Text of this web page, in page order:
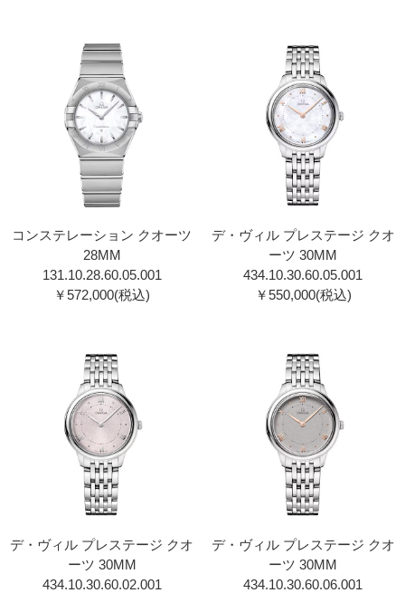
コンステレーション クオーツ
28MM
131.10.28.60.05.001
￥572,000(税込)
デ・ヴィル プレステージ クオ
ーツ 30MM
434.10.30.60.05.001
￥550,000(税込)
デ・ヴィル プレステージ クオ
ーツ 30MM
434.10.30.60.02.001
デ・ヴィル プレステージ クオ
ーツ 30MM
434.10.30.60.06.001